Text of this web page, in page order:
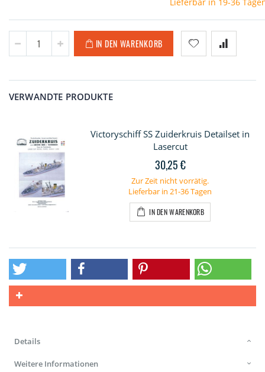
IN DEN WARENKORB
VERWANDTE PRODUKTE
Victoryschiff SS Zuiderkruis Detailset in
Lasercut
30,25 €
Zur Zeit nicht vorrätig.
Lieferbar in 21-36 Tagen
IN DEN WARENKORB
Details
Weitere Informationen